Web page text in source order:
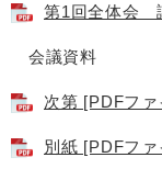
第1回全体会
会議資料
次第 [PDFフ
別紙 [PDFフ